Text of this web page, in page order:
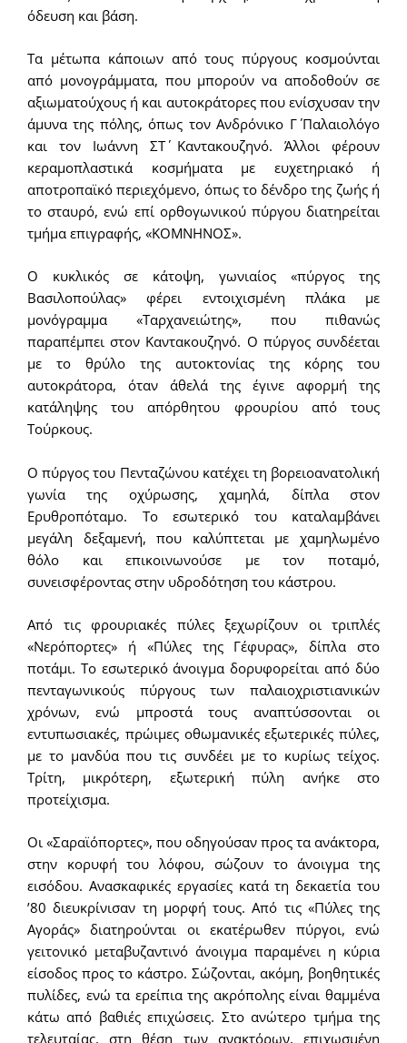
όδευση και βάση.
Τα μέτωπα κάποιων από τους πύργους κοσμούνται
από μονογράμματα, που μπορούν να αποδοθούν σε
αξιωματούχους ή και αυτοκράτορες που ενίσχυσαν την
άμυνα της πόλης, όπως τον Ανδρόνικο Γ΄ Παλαιολόγο
και τον Ιωάννη ΣΤ΄ Καντακουζηνό. Άλλοι φέρουν
κεραμοπλαστικά κοσμήματα με ευχετηριακό ή
αποτροπαϊκό περιεχόμενο, όπως το δένδρο της ζωής ή
το σταυρό, ενώ επί ορθογωνικού πύργου διατηρείται
τμήμα επιγραφής, «ΚΟΜΝΗΝΟΣ».
Ο κυκλικός σε κάτοψη, γωνιαίος «πύργος της
Βασιλοπούλας» φέρει εντοιχισμένη πλάκα με
μονόγραμμα «Ταρχανειώτης», που πιθανώς
παραπέμπει στον Καντακουζηνό. Ο πύργος συνδέεται
με το θρύλο της αυτοκτονίας της κόρης του
αυτοκράτορα, όταν άθελά της έγινε αφορμή της
κατάληψης του απόρθητου φρουρίου από τους
Τούρκους.
Ο πύργος του Πενταζώνου κατέχει τη βορειοανατολική
γωνία της οχύρωσης, χαμηλά, δίπλα στον
Ερυθροπόταμο. Το εσωτερικό του καταλαμβάνει
μεγάλη δεξαμενή, που καλύπτεται με χαμηλωμένο
θόλο και επικοινωνούσε με τον ποταμό,
συνεισφέροντας στην υδροδότηση του κάστρου.
Από τις φρουριακές πύλες ξεχωρίζουν οι τριπλές
«Νερόπορτες» ή «Πύλες της Γέφυρας», δίπλα στο
ποτάμι. Το εσωτερικό άνοιγμα δορυφορείται από δύο
πενταγωνικούς πύργους των παλαιοχριστιανικών
χρόνων, ενώ μπροστά τους αναπτύσσονται οι
εντυπωσιακές, πρώιμες οθωμανικές εξωτερικές πύλες,
με το μανδύα που τις συνδέει με το κυρίως τείχος.
Τρίτη, μικρότερη, εξωτερική πύλη ανήκε στο
προτείχισμα.
Οι «Σαραϊόπορτες», που οδηγούσαν προς τα ανάκτορα,
στην κορυφή του λόφου, σώζουν το άνοιγμα της
εισόδου. Ανασκαφικές εργασίες κατά τη δεκαετία του
’80 διευκρίνισαν τη μορφή τους. Από τις «Πύλες της
Αγοράς» διατηρούνται οι εκατέρωθεν πύργοι, ενώ
γειτονικό μεταβυζαντινό άνοιγμα παραμένει η κύρια
είσοδος προς το κάστρο. Σώζονται, ακόμη, βοηθητικές
πυλίδες, ενώ τα ερείπια της ακρόπολης είναι θαμμένα
κάτω από βαθιές επιχώσεις. Στο ανώτερο τμήμα της
τελευταίας, στη θέση των ανακτόρων, επιχωσμένη